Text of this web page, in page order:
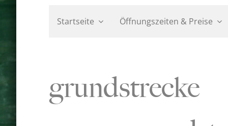
Startseite Öffnungszeiten & Preise
grundstrecke